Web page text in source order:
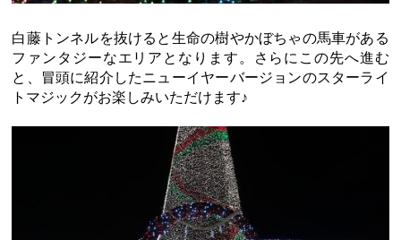
白藤トンネルを抜けると生命の樹やかぼちゃの馬車がある
ファンタジーなエリアとなります。さらにこの先へ進む
と、冒頭に紹介したニューイヤーバージョンのスターライ
トマジックがお楽しみいただけます♪